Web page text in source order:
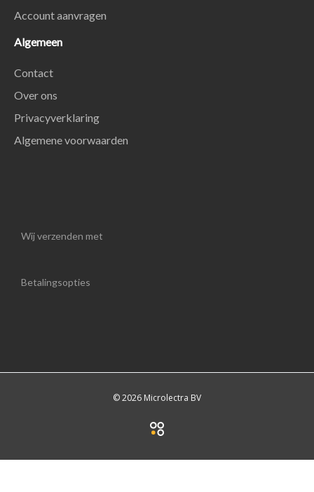
Account aanvragen
Algemeen
Contact
Over ons
Privacyverklaring
Algemene voorwaarden
Wij verzenden met
Betalingsopties
© 2026 Microlectra BV